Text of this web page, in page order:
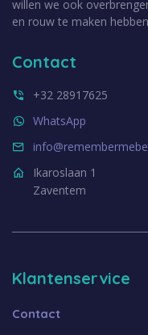
Contact
+32 28917625
WhatsApp
Ikaroslaan 1
Zaventem
willen we ook
en rouw te maken
Klantenservice
Contact